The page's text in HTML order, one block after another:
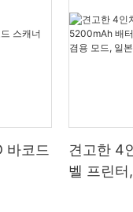
바코드
견고한 4
벨 프린